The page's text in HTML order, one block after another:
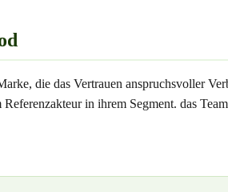
die das Vertrauen anspruchsvoller
Referenzakteur in ihrem Segment. das